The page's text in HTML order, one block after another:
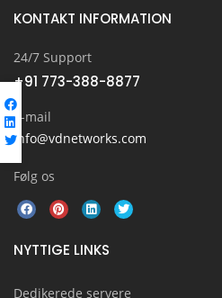
KONTAKT INFORMATION
24/7 Support
+91 773-388-8877
E-mail
info@vdnetworks.com
Følg os
NYTTIGE LINKS
Dedikerede servere